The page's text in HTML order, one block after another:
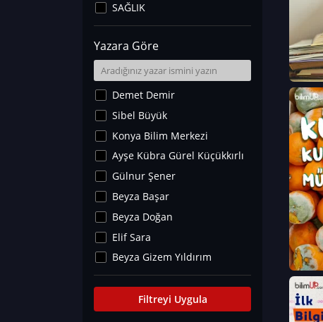
SAĞLIK
Sanat Tarihi
Fizik
Yer Bilimleri
Astronomi ve Uzay
Noroloji
Matematik
Teknoloji
İklim Değişikliği
Arkeoloji
Kültür&Sanat
Yaşam Tavsiyeleri
Merakoloji
Eğitim Bilimleri
Yazara Göre
Demet Demir
Sibel Büyük
Konya Bilim Merkezi
Ayşe Kübra Gürel Küçükkırlı
Gülnur Şener
Beyza Başar
Beyza Doğan
Elif Sara
Beyza Gizem Yıldırım
İlknur İyigökler
Büşra Elif Kıvrak
Filtreyi Uygula